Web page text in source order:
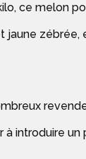
ce melon
jaune
introduire